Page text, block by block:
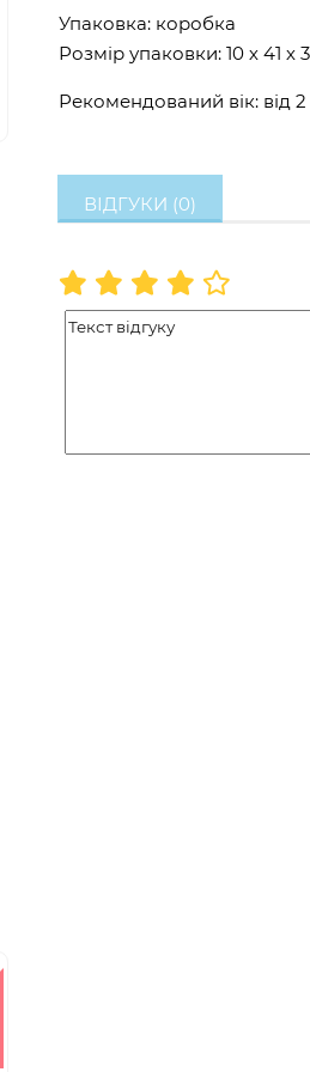
Упаковка: коробка
Розмір упаковки: 10 х 41 х
Рекомендований вік: від 2
ВІДГУКИ (0)